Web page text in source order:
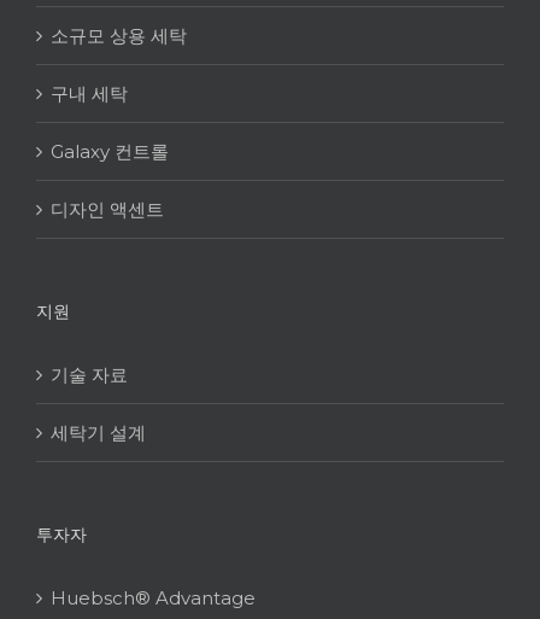
소규모 상용 세탁
구내 세탁
Galaxy 컨트롤
디자인 액센트
지원
기술 자료
세탁기 설계
투자자
Huebsch® Advantage